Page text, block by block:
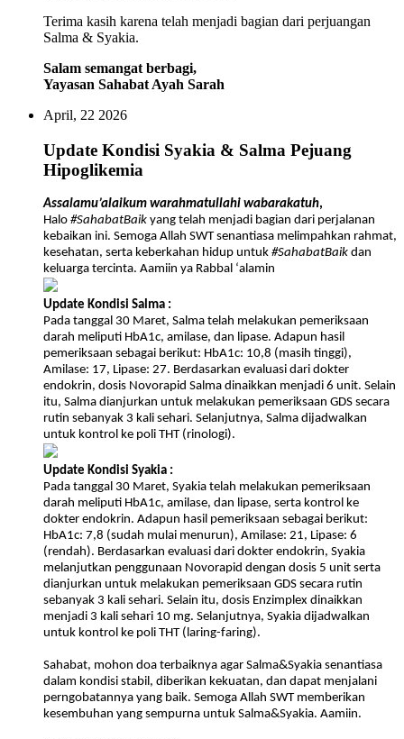
penyakit mereka adalah kelainan genetic. Sehingga apabila Salma
dan Syakia memiliki adik maka kemungkinan besar adiknya pun
“sakit sekali menyaksikan mereka disuntik per 8 jam setiap
tau apapun. Setiap saat rasanya saya hanya ingin meminta maaf
berdoa untuk kesembuhan kalian. Walau kalian terlahir tidak
sesehat anak-anak lain, tapi ibu tidak pernah menyesal
melahirkan kalian”
Selama pengobatan, mereka seringkali harus menjalani pemeriksaan
lab yang ternyata biayanya tidak ditanggung BPJS. Ayahnya hanya
bekerja serabutan dengan penghasilan yang tidak menentu, dalam
satu bulan saja penghasilannya tidak lebih dari 1,2 juta. Bagaimana
caranya ayah dan ibunya menebus obat yang harganya bisa lebih
dari 2 juta sementara penghasilannya juga tidak menentu.
Sahabat, untuk memenuhi kebutuhan Salma dan Syakia tentunya
orang tuanya tidak bisa sendiri. Melalui campaign ini, mereka
berharap ada banyak orang-orang yang akan membantu perjuangan
Salma dan Syakia sembuh dari Hipoglikemia yang dideritanya.
Yuk, bantu Salma dan Syakia supaya bisa sembuh kembali. Berikan
bantuan terbaik yang kamu punya untuk membangkitkan semangat
mereka, dengan cara :
1. Klik tombol “DONASI SEKARANG”
2. Masukkan nominal donasi
3. Pilih metode pembayaran GO-PAY, DANA, ShopeePay, OVO,
LinkAja, Mandiri Virtual Account, BCA Virtual Account, atau
transfer Bank (transfer bank BNI, Mandiri, BCA, BRI atau kartu
kredit) dan transfer ke no. rekening yang tertera.
Bagi sahabat selain mendoakan dan berdonasi, sahabat juga bisa
membagian campaign ini looh, agar lebih banyak lagi yang turut
membantu pejuang kesembuhan.
Terima kasih karena telah menjadi bagian dari perjuangan
Salma & Syakia.
Salam semangat berbagi,
Yayasan Sahabat Ayah Sarah
April, 22 2026
Update Kondisi Syakia & Salma Pejuang
Hipoglikemia
Assalamu’alaikum warahmatullahi wabarakatuh,
Halo #SahabatBaik yang telah menjadi bagian dari perjalanan
kebaikan ini. Semoga Allah SWT senantiasa melimpahkan rahmat,
kesehatan, serta keberkahan hidup untuk #SahabatBaik dan
keluarga tercinta. Aamiin ya Rabbal ‘alamin
Update Kondisi Salma :
Pada tanggal 30 Maret, Salma telah melakukan pemeriksaan
darah meliputi HbA1c, amilase, dan lipase. Adapun hasil
pemeriksaan sebagai berikut: HbA1c: 10,8 (masih tinggi),
Amilase: 17, Lipase: 27. Berdasarkan evaluasi dari dokter
endokrin, dosis Novorapid Salma dinaikkan menjadi 6 unit. Selain
itu, Salma dianjurkan untuk melakukan pemeriksaan GDS secara
rutin sebanyak 3 kali sehari. Selanjutnya, Salma dijadwalkan
untuk kontrol ke poli THT (rinologi).
Update Kondisi Syakia :
Pada tanggal 30 Maret, Syakia telah melakukan pemeriksaan
darah meliputi HbA1c, amilase, dan lipase, serta kontrol ke
dokter endokrin. Adapun hasil pemeriksaan sebagai berikut:
HbA1c: 7,8 (sudah mulai menurun), Amilase: 21, Lipase: 6
(rendah). Berdasarkan evaluasi dari dokter endokrin, Syakia
melanjutkan penggunaan Novorapid dengan dosis 5 unit serta
dianjurkan untuk melakukan pemeriksaan GDS secara rutin
sebanyak 3 kali sehari. Selain itu, dosis Enzimplex dinaikkan
menjadi 3 kali sehari 10 mg. Selanjutnya, Syakia dijadwalkan
untuk kontrol ke poli THT (laring-faring).
Sahabat, mohon doa terbaiknya agar Salma&Syakia senantiasa
dalam kondisi stabil, diberikan kekuatan, dan dapat menjalani
perngobatannya yang baik. Semoga Allah SWT memberikan
kesembuhan yang sempurna untuk Salma&Syakia. Aamiin.